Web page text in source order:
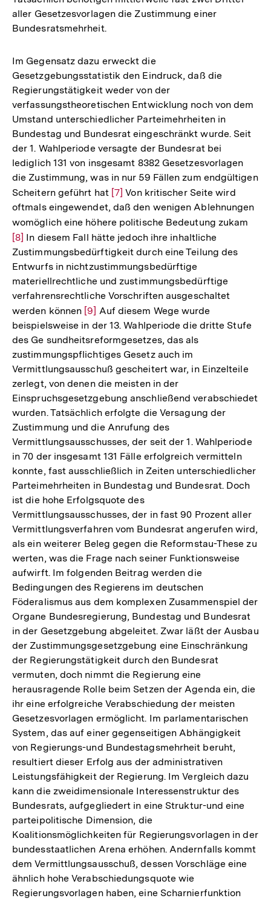
aller Gesetzesvorlagen die Zustimmung einer
Bundesratsmehrheit.
Im Gegensatz dazu erweckt die
Gesetzgebungsstatistik den Eindruck, daß die
Regierungstätigkeit weder von der
verfassungstheoretischen Entwicklung noch von dem
Umstand unterschiedlicher Parteimehrheiten in
Bundestag und Bundesrat eingeschränkt wurde. Seit
der 1. Wahlperiode versagte der Bundesrat bei
lediglich 131 von insgesamt 8382 Gesetzesvorlagen
die Zustimmung, was in nur 59 Fällen zum endgültigen
Scheitern geführt hat Zur
Auflösung
der
Fußnote
[7] Von kritischer Seite wird
oftmals eingewendet, daß den wenigen Ablehnungen
womöglich eine höhere politische Bedeutung zukam
[8] In diesem Fall hätte jedoch ihre inhaltliche
Zustimmungsbedürftigkeit durch eine Teilung des
Entwurfs in nichtzustimmungsbedürftige
materiellrechtliche und zustimmungsbedürftige
verfahrensrechtliche Vorschriften ausgeschaltet
werden können Zur
Auflösung
der
Fußnote
[9] Auf diesem Wege wurde
beispielsweise in der 13. Wahlperiode die dritte Stufe
des Ge­ sundheitsreformgesetzes, das als
zustimmungspflichtiges Gesetz auch im
Vermittlungsausschuß gescheitert war, in Einzelteile
zerlegt, von denen die meisten in der
Einspruchsgesetzgebung anschließend verabschiedet
wurden. Tatsächlich erfolgte die Versagung der
Zustimmung und die Anrufung des
Vermittlungsausschusses, der seit der 1. Wahlperiode
in 70 der insgesamt 131 Fälle erfolgreich vermitteln
konnte, fast ausschließlich in Zeiten unterschiedlicher
Parteimehrheiten in Bundestag und Bundesrat. Doch
ist die hohe Erfolgsquote des
Vermittlungsausschusses, der in fast 90 Prozent aller
Vermittlungsverfahren vom Bundesrat angerufen wird,
als ein weiterer Beleg gegen die Reformstau-These zu
werten, was die Frage nach seiner Funktionsweise
aufwirft. Im folgenden Beitrag werden die
Bedingungen des Regierens im deutschen
Föderalismus aus dem komplexen Zusammenspiel der
Organe Bundesregierung, Bundestag und Bundesrat
in der Gesetzgebung abgeleitet. Zwar läßt der Ausbau
der Zustimmungsgesetzgebung eine Einschränkung
der Regierungstätigkeit durch den Bundesrat
vermuten, doch nimmt die Regierung eine
herausragende Rolle beim Setzen der Agenda ein, die
ihr eine erfolgreiche Verabschiedung der meisten
Gesetzesvorlagen ermöglicht. Im parlamentarischen
System, das auf einer gegenseitigen Abhängigkeit
von Regierungs-und Bundestagsmehrheit beruht,
resultiert dieser Erfolg aus der administrativen
Leistungsfähigkeit der Regierung. Im Vergleich dazu
kann die zweidimensionale Interessenstruktur des
Bundesrats, aufgegliedert in eine Struktur-und eine
parteipolitische Dimension, die
Koalitionsmöglichkeiten für Regierungsvorlagen in der
bundesstaatlichen Arena erhöhen. Andernfalls kommt
dem Vermittlungsausschuß, dessen Vorschläge eine
ähnlich hohe Verabschiedungsquote wie
Regierungsvorlagen haben, eine Scharnierfunktion